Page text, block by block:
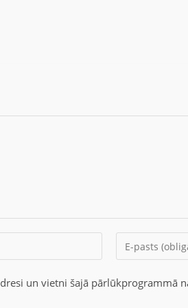
un vietni šajā pārlūkprogrammā